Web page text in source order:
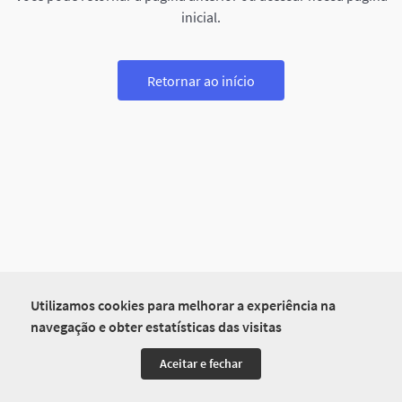
Utilizamos cookies para melhorar a experiência na
navegação e obter estatísticas das visitas
Aceitar e fechar
inicial.
Retornar ao início